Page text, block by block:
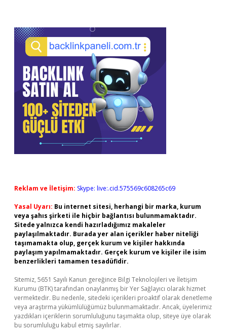
Reklam ve İletişim: Skype: live:.cid.575569c608265c69
Yasal Uyarı: Bu internet sitesi, herhangi bir marka, kurum
veya şahıs şirketi ile hiçbir bağlantısı bulunmamaktadır.
Sitede yalnızca kendi hazırladığımız makaleler
paylaşılmaktadır. Burada yer alan içerikler haber niteliği
taşımamakta olup, gerçek kurum ve kişiler hakkında
paylaşım yapılmamaktadır. Gerçek kurum ve kişiler ile isim
benzerlikleri tamamen tesadüfidir.
Sitemiz, 5651 Sayılı Kanun gereğince Bilgi Teknolojileri ve İletişim
Kurumu (BTK) tarafından onaylanmış bir Yer Sağlayıcı olarak hizmet
vermektedir. Bu nedenle, sitedeki içerikleri proaktif olarak denetleme
veya araştırma yükümlülüğümüz bulunmamaktadır. Ancak, üyelerimiz
yazdıkları içeriklerin sorumluluğunu taşımakta olup, siteye üye olarak
bu sorumluluğu kabul etmiş sayılırlar.